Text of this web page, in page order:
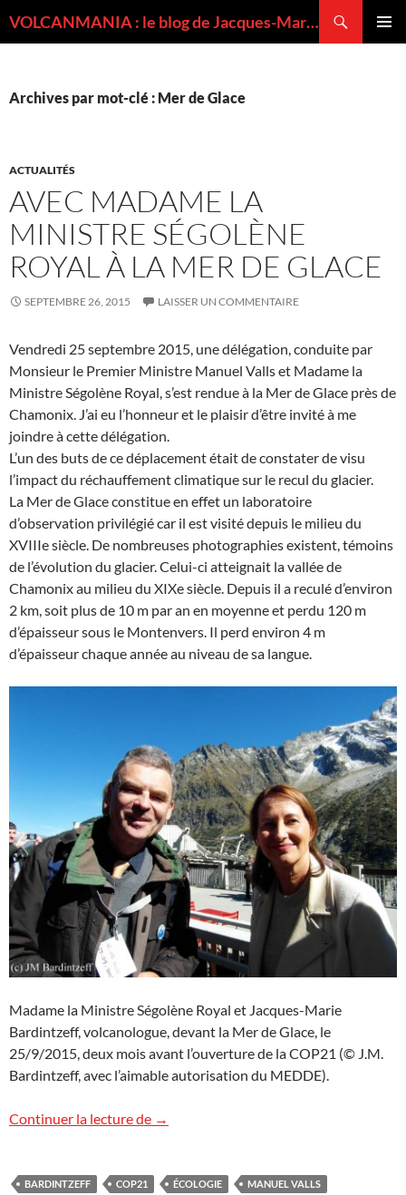
VOLCANMANIA : le blog de Jacques-Marie BARDINTZEFF, volcanologue
Archives par mot-clé : Mer de Glace
ACTUALITÉS
AVEC MADAME LA
MINISTRE SÉGOLÈNE
ROYAL À LA MER DE GLACE
SEPTEMBRE 26, 2015 LAISSER UN COMMENTAIRE
Vendredi 25 septembre 2015, une délégation, conduite par
Monsieur le Premier Ministre Manuel Valls et Madame la
Ministre Ségolène Royal, s’est rendue à la Mer de Glace près de
Chamonix. J’ai eu l’honneur et le plaisir d’être invité à me
joindre à cette délégation.
L’un des buts de ce déplacement était de constater de visu
l’impact du réchauffement climatique sur le recul du glacier.
La Mer de Glace constitue en effet un laboratoire
d’observation privilégié car il est visité depuis le milieu du
XVIIIe siècle. De nombreuses photographies existent, témoins
de l’évolution du glacier. Celui-ci atteignait la vallée de
Chamonix au milieu du XIXe siècle. Depuis il a reculé d’environ
2 km, soit plus de 10 m par an en moyenne et perdu 120 m
d’épaisseur sous le Montenvers. Il perd environ 4 m
d’épaisseur chaque année au niveau de sa langue.
Madame la Ministre Ségolène Royal et Jacques-Marie
Bardintzeff, volcanologue, devant la Mer de Glace, le
25/9/2015, deux mois avant l’ouverture de la COP21 (© J.M.
Bardintzeff, avec l’aimable autorisation du MEDDE).
Continuer la lecture de Avec Madame la Ministre Ségolène
→
BARDINTZEFF COP21 ÉCOLOGIE
MANUEL VALLS